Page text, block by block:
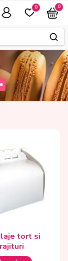
0 0
tort si